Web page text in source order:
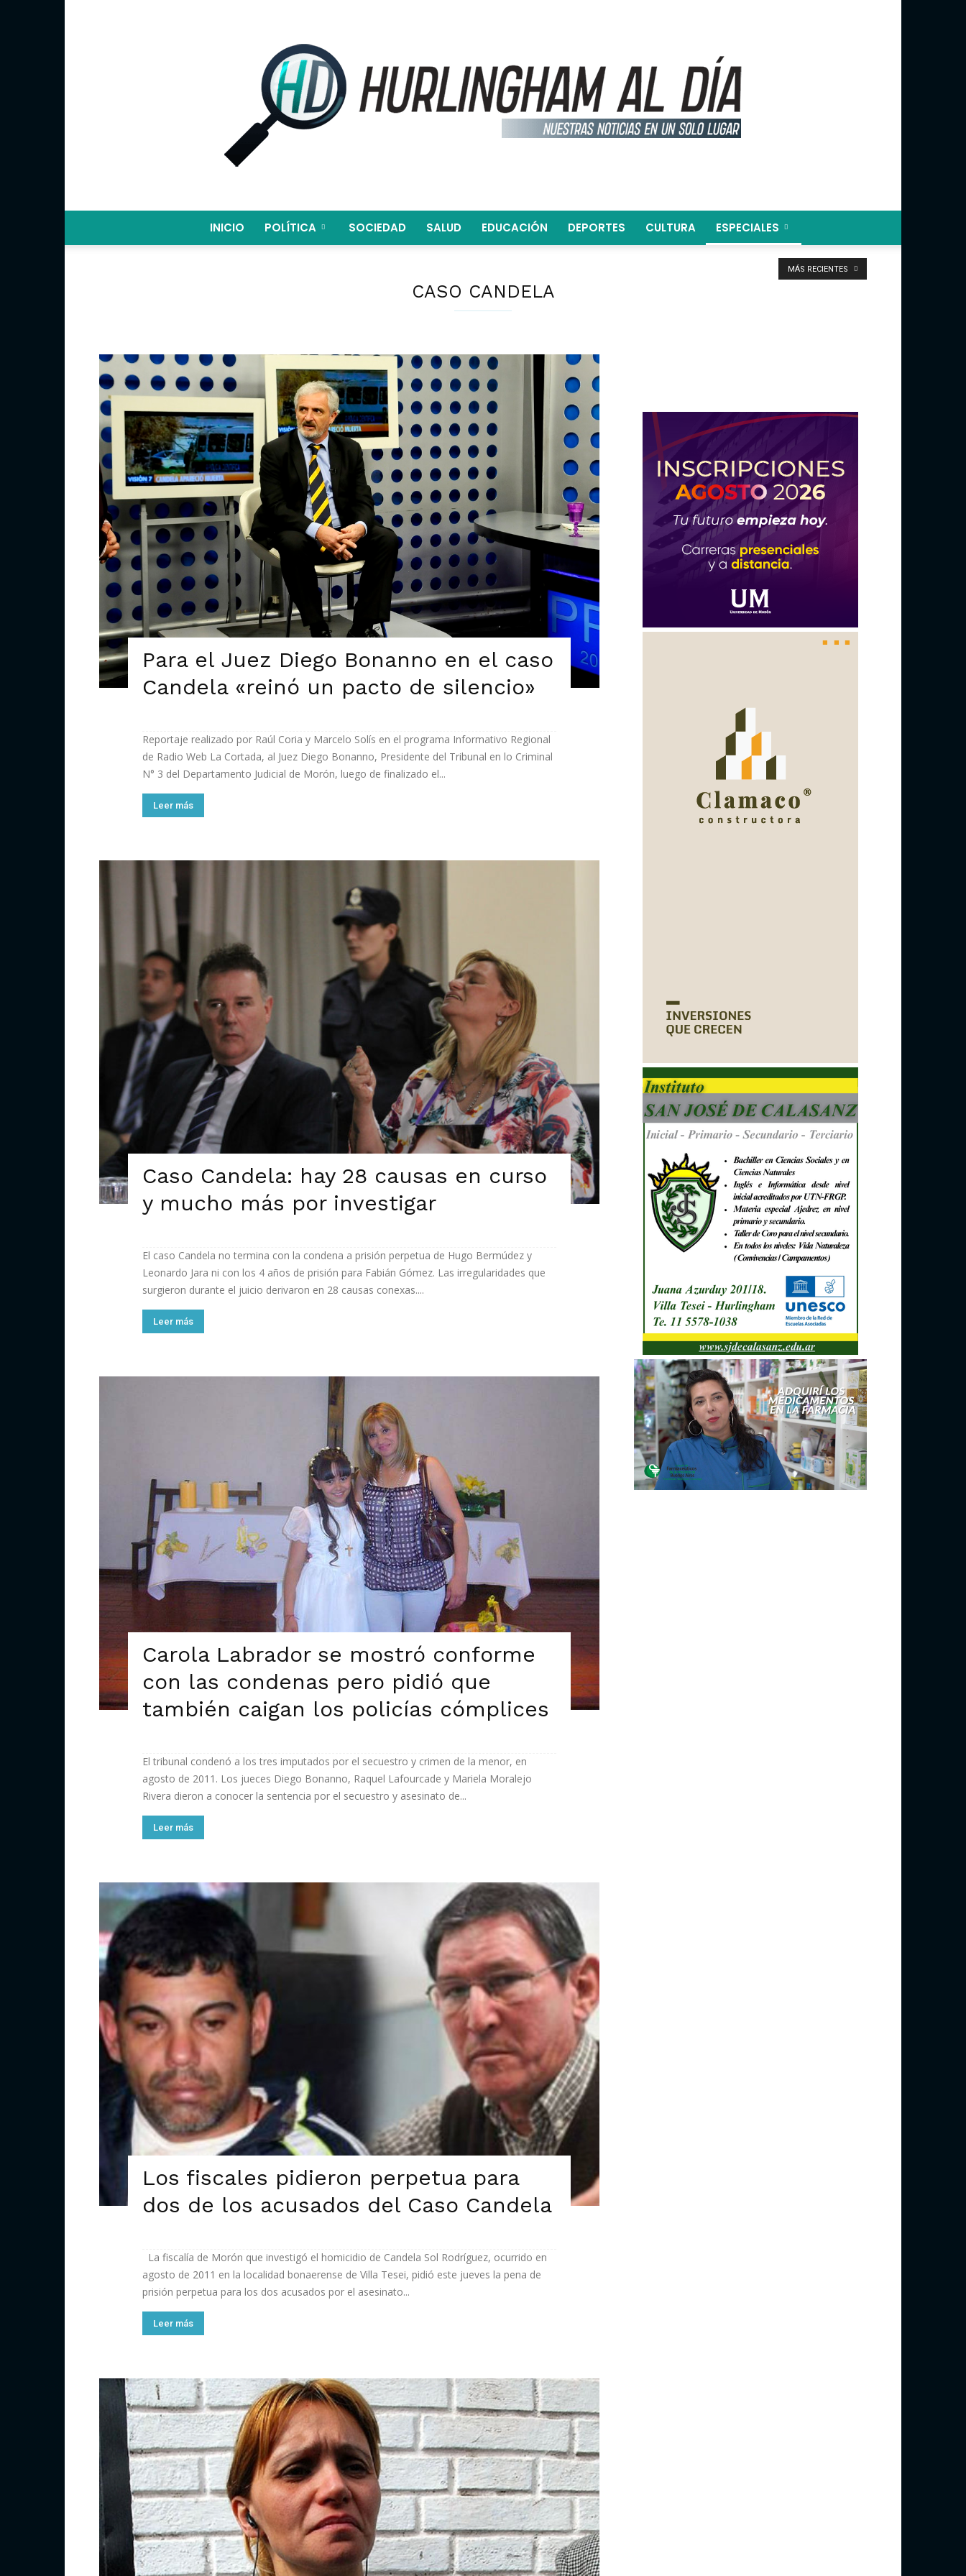
Día
INICIO POLÍTICA SOCIEDAD SALUD EDUCACIÓN DEPORTES CULTURA ESPECIALES
CASO CANDELA
MÁS RECIENTES
Para el Juez Diego Bonanno en el caso
Candela «reinó un pacto de silencio»
Reportaje realizado por Raúl Coria y Marcelo Solís en el programa Informativo Regional
de Radio Web La Cortada, al Juez Diego Bonanno, Presidente del Tribunal en lo Criminal
N° 3 del Departamento Judicial de Morón, luego de finalizado el...
Leer más
Caso Candela: hay 28 causas en curso
y mucho más por investigar
El caso Candela no termina con la condena a prisión perpetua de Hugo Bermúdez y
Leonardo Jara ni con los 4 años de prisión para Fabián Gómez. Las irregularidades que
surgieron durante el juicio derivaron en 28 causas conexas....
Leer más
Carola Labrador se mostró conforme
con las condenas pero pidió que
también caigan los policías cómplices
El tribunal condenó a los tres imputados por el secuestro y crimen de la menor, en
agosto de 2011. Los jueces Diego Bonanno, Raquel Lafourcade y Mariela Moralejo
Rivera dieron a conocer la sentencia por el secuestro y asesinato de...
Leer más
Los fiscales pidieron perpetua para
dos de los acusados del Caso Candela
La fiscalía de Morón que investigó el homicidio de Candela Sol Rodríguez, ocurrido en
agosto de 2011 en la localidad bonaerense de Villa Tesei, pidió este jueves la pena de
prisión perpetua para los dos acusados por el asesinato...
Leer más